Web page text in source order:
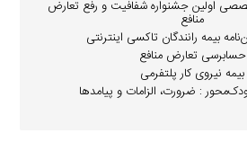
اولین جشنواره شفافیت و رفع تعارض
منافع
بیمه رانندگان تاکسی اینترنتی
حسابرسی تعارض منافع
بیمه نیروی کار پلتفرمی
: ضرورت، الزامات و پیامدها